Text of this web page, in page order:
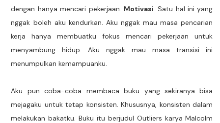
dengan hanya mencari pekerjaan. Motivasi. Satu hal ini yang
nggak boleh aku kendurkan. Aku nggak mau masa pencarian
kerja hanya membuatku fokus mencari pekerjaan untuk
menyambung hidup. Aku nggak mau masa transisi ini
menumpulkan kemampuanku.
Aku pun coba-coba membaca buku yang sekiranya bisa
mejagaku untuk tetap konsisten. Khususnya, konsisten dalam
melakukan bakatku. Buku itu berjudul Outliers karya Malcolm